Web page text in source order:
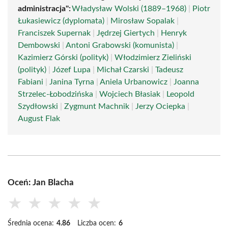
administracja":Władysław Wolski (1889–1968)
Piotr
Łukasiewicz (dyplomata)
Mirosław Sopalak
Franciszek Supernak
Jędrzej Giertych
Henryk
Dembowski
Antoni Grabowski (komunista)
Kazimierz Górski (polityk)
Włodzimierz Zieliński
(polityk)
Józef Lupa Michał Czarski
Tadeusz
Fabiani
Janina Tyrna Aniela Urbanowicz
Joanna
Strzelec-Łobodzińska
Wojciech Błasiak
Leopold
Szydłowski
Zygmunt Machnik Jerzy Ociepka
August Flak
Oceń: Jan Blacha
★ ★ ★ ★ ★
Średnia ocena: 4.86 Liczba ocen: 6